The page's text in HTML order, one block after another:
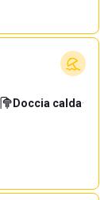
Doccia calda·